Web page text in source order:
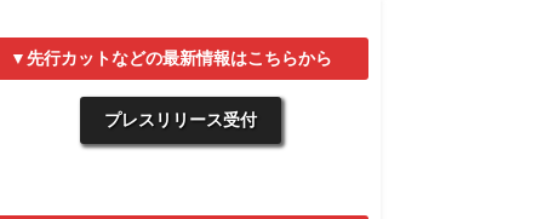
▼先行カットなどの最新情報はこちらから
プレスリリース受付